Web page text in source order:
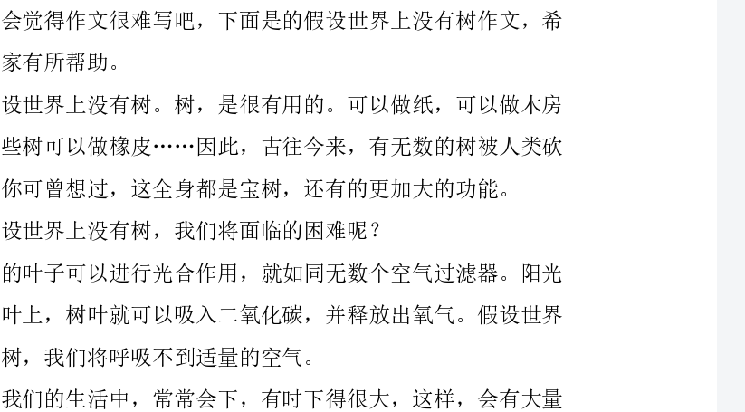
水份，让土壤不会被雨水“里应外合”地冲走。假设世界上没有
子，有些树可以做橡皮……因此，古往今来，有无数的树被人类砍
假设世界上没有树，我们将面临的困难呢？
照在树叶上，树叶就可以吸入二氧化碳，并释放出氧气。假设世界
上没有树，我们将呼吸不到适量的空气。
在我们的生活中，常常会下，有时下得很大，这样，会有大量